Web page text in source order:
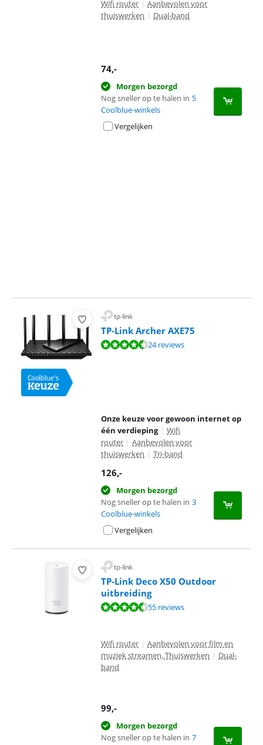
Wifi router | Aanbevolen voor
thuiswerken | Dual-band
74,-
Morgen bezorgd
Nog sneller op te halen in 5
Coolblue-winkels
Vergelijken
TP-Link Archer AXE75
Beoordeling is 9,0 van de 10, gebaseerd op 24 reviews.
24 reviews
Onze keuze voor gewoon internet op
één verdieping | Wifi
router | Aanbevolen voor
thuiswerken | Tri-band
126,-
Morgen bezorgd
Nog sneller op te halen in 3
Coolblue-winkels
Vergelijken
TP-Link Deco X50 Outdoor
uitbreiding
Beoordeling is 8,7 van de 10, gebaseerd op 55 reviews.
55 reviews
Wifi router | Aanbevolen voor film en
muziek streamen, Thuiswerken | Dual-
band
99,-
Morgen bezorgd
Nog sneller op te halen in 7